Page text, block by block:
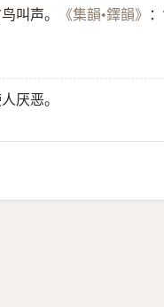
叫声。 《集韻•鐸韻》
厌恶。